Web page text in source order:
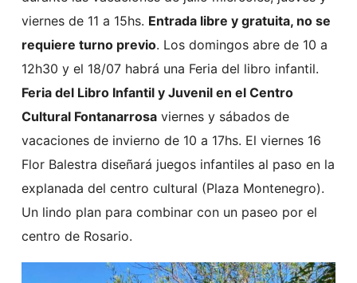
viernes de 11 a 15hs. Entrada libre y gratuita, no se
requiere turno previo. Los domingos abre de 10 a
12h30 y el 18/07 habrá una Feria del libro infantil.
Feria del Libro Infantil y Juvenil en el Centro
Cultural Fontanarrosaviernes y sábados de
vacaciones de invierno de 10 a 17hs. El viernes 16
Flor Balestra diseñará juegos infantiles al paso en la
explanada del centro cultural (Plaza Montenegro).
Un lindo plan para combinar con un paseo por el
centro de Rosario.